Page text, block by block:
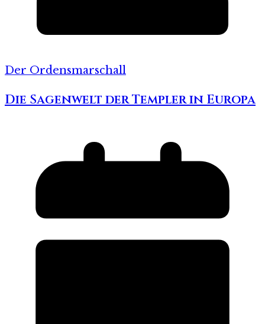
Der Ordensmarschall
Die Sagenwelt der Templer in Europa